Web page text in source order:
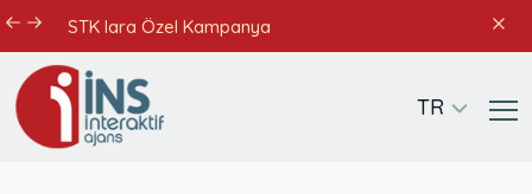
STK lara Özel Kampanya
TR